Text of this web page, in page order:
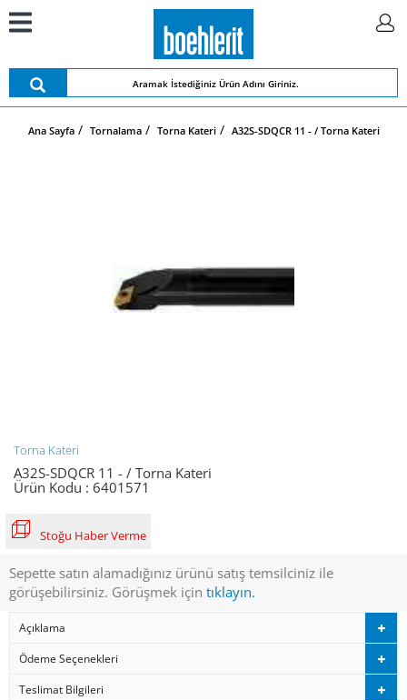
Ana Sayfa Tornalama Torna Kateri A32S-SDQCR 11 - / Torna Kateri
Torna Kateri
A32S-SDQCR 11 - / Torna Kateri
Ürün Kodu : 6401571
Stoğu Haber Verme
Sepette satın alamadığınız ürünü satış temsilciniz ile
görüşebilirsiniz. Görüşmek için tıklayın.
Açıklama
Ödeme Seçenekleri
Teslimat Bilgileri